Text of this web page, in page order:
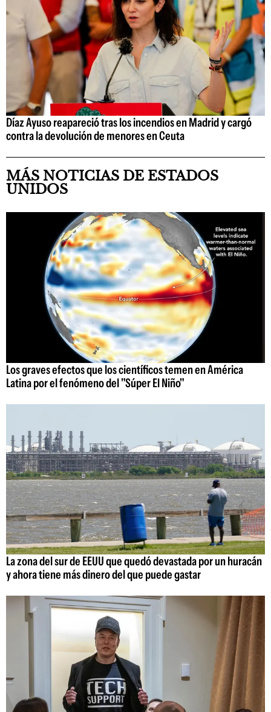
Díaz Ayuso reapareció tras los incendios en Madrid y cargó
contra la devolución de menores en Ceuta
MÁS NOTICIAS DE ESTADOS
UNIDOS
Los graves efectos que los científicos temen en América
Latina por el fenómeno del "Súper El Niño"
La zona del sur de EEUU que quedó devastada por un huracán
y ahora tiene más dinero del que puede gastar